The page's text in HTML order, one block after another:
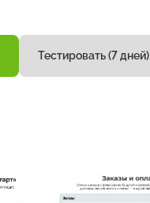
Тестировать (7 дней)